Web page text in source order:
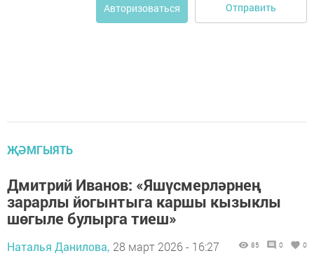
Авторизоваться Отправить
ҖӘМГЫЯТЬ
Дмитрий Иванов: «Яшүсмерләрнең
зарарлы йогынтыга каршы кызыклы
шөгыле булырга тиеш»
Наталья Данилова, 28 март 2026 - 16:27 85 0 0